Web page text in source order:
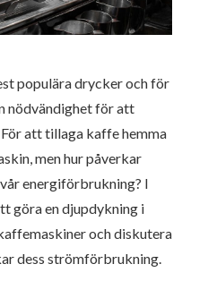
populära drycker och för
nödvändighet för att
att tillaga kaffe hemma
men hur påverkar
energiförbrukning? I
göra en djupdykning i
och diskutera
dess strömförbrukning.